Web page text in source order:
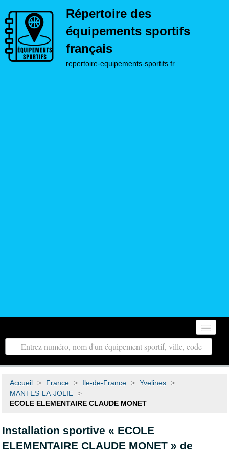
Répertoire des
équipements sportifs
français
repertoire-equipements-sportifs.fr
Accueil
Autour de moi
Toutes les régions
Contact
Accueil > France > Ile-de-France > Yvelines >
MANTES-LA-JOLIE >
ECOLE ELEMENTAIRE CLAUDE MONET
Installation sportive « ECOLE
ELEMENTAIRE CLAUDE MONET » de